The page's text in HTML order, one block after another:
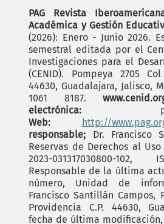
PAG Revista
Académica y Gestión
(2026): Enero - Junio 2026.
semestral editada por el
Investigaciones para el
(CENID). Pompeya 2705
44630, Guadalajara, Jalisco,
1061 8187.
electrónica:
Web:
http://
responsable; Dr. Francisco
Reservas de Derechos al
2023-031317030800-102,
Responsable de la última
número, Unidad de
Francisco Santillán Campos,
Providencia C.P. 44630,
fecha de última modificación,